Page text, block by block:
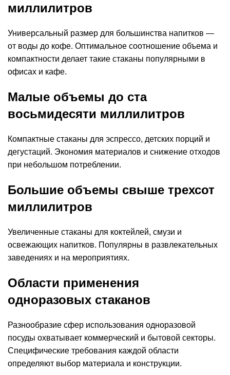
миллилитров
Универсальный размер для большинства напитков —
от воды до кофе. Оптимальное соотношение объема и
компактности делает такие стаканы популярными в
офисах и кафе.
Малые объемы до ста
восьмидесяти миллилитров
Компактные стаканы для эспрессо, детских порций и
дегустаций. Экономия материалов и снижение отходов
при небольшом потреблении.
Большие объемы свыше трехсот
миллилитров
Увеличенные стаканы для коктейлей, смузи и
освежающих напитков. Популярны в развлекательных
заведениях и на мероприятиях.
Области применения
одноразовых стаканов
Разнообразие сфер использования одноразовой
посуды охватывает коммерческий и бытовой секторы.
Специфические требования каждой области
определяют выбор материала и конструкции.